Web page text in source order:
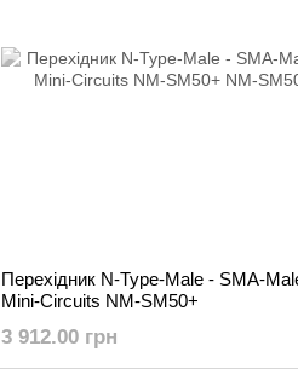
Перехідник N-Type-Male - SMA-
Mini-Circuits NM-SM50+
3 912.00 грн